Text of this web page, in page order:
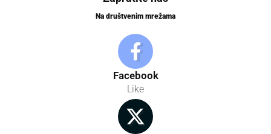
Na društvenim mrežama
Facebook
Like